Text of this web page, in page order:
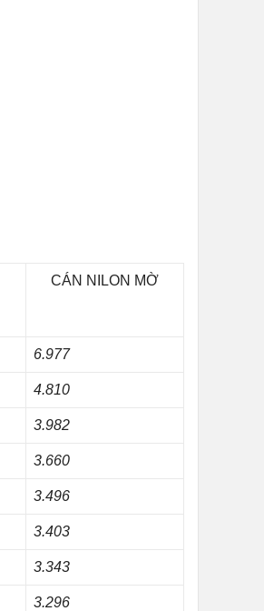
CÁN NILON MỜ
6.977
4.810
3.982
3.660
3.496
3.403
3.343
3.296